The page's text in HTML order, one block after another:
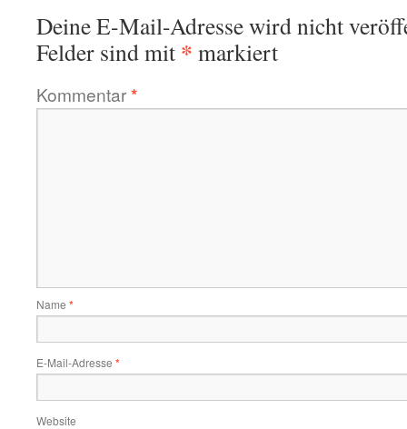
Deine E-Mail-Adresse wird nicht
Felder sind mit * markiert
Kommentar*
Name *
E-Mail-Adresse *
Website